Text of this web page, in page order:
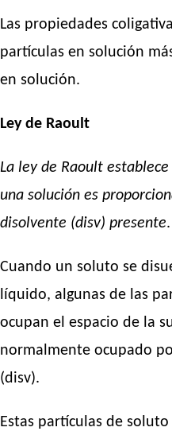
Las propiedades
partículas en solución
en solución.
Ley de Raoult
La ley de Raoult
una solución es
disolvente (disv) presente.
Cuando un soluto se
líquido, algunas de las
ocupan el espacio de la
normalmente ocupado
(disv).
Estas partículas de